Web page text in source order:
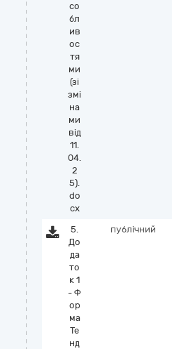
со
бл
ив
ос
тя
ми
(зі
змі
на
ми
від
11.
04.
2
5).
do
cx
5.
До
да
то
к 1
- Ф
ор
ма
Те
нд
публічний